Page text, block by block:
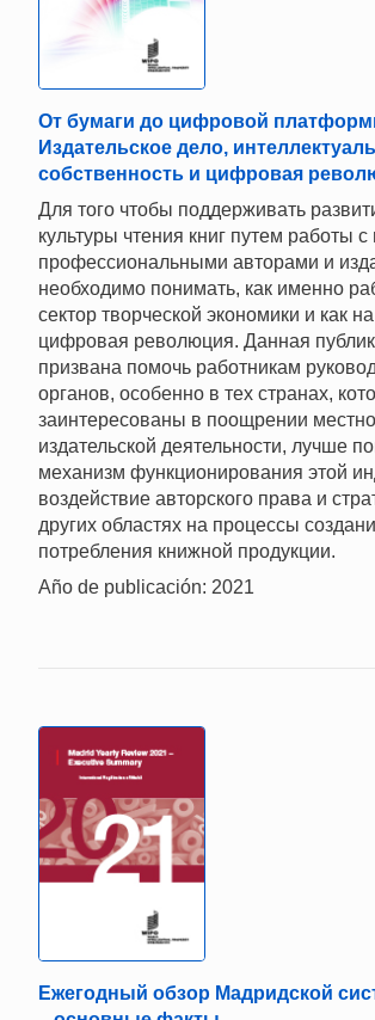
От бумаги до цифровой
Издательское дело,
собственность и цифровая
Для того чтобы поддерживать
культуры чтения книг путем работы
профессиональными авторами и
необходимо понимать, как именно
сектор творческой экономики и как
цифровая революция. Данная
призвана помочь работникам
органов, особенно в тех странах,
заинтересованы в поощрении
издательской деятельности, лучше
механизм функционирования этой
воздействие авторского права и
других областях на процессы
потребления книжной продукции.
Año de publicación: 2021
Ежегодный обзор Мадридской